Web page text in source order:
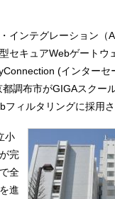
インテグレーション（
セキュアWebゲートウ
(インター
調布市がGIGAスクー
フィルタリングに採用さ
小
完
全
進